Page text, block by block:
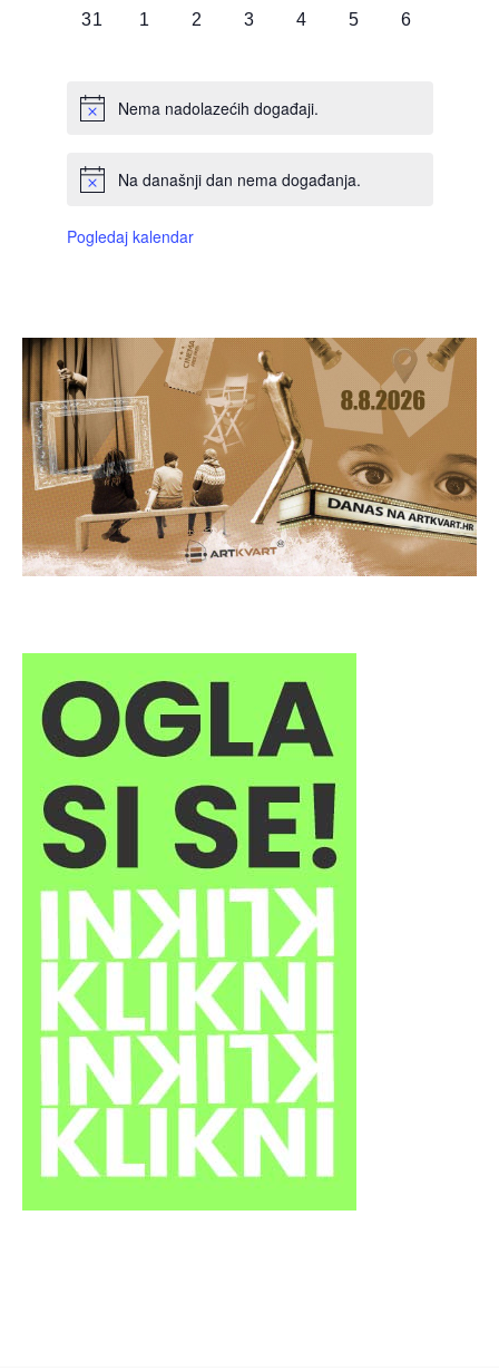
0
31
0
1
0
2
0
3
0
4
0
5
0
6
Nema nadolazećih događaji.
Na današnji dan nema događanja.
Pogledaj kalendar